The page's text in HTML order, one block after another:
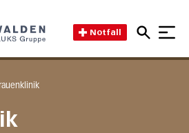
Notfall